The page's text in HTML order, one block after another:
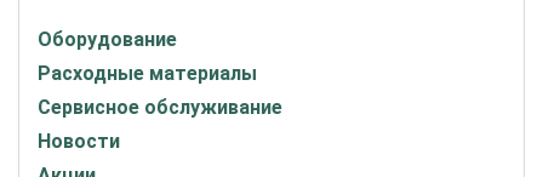
Оборудование
Расходные материалы
Сервисное обслуживание
Новости